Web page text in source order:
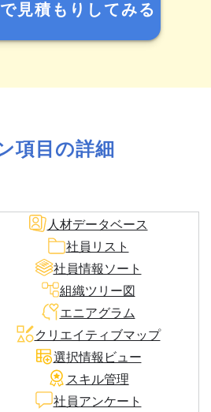
見積もりしてみる
項目の詳細
人材データベース
社員リスト
社員情報ソート
組織ツリー図
エニアグラム
クリエイティブマップ
選択情報ビュー
スキル管理
社員アンケート